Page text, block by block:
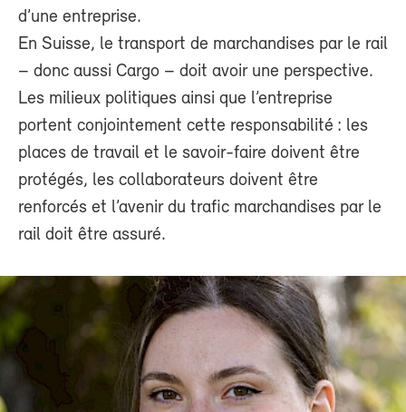
d’une entreprise.
En Suisse, le transport de marchandises par le rail
– donc aussi Cargo – doit avoir une perspective.
Les milieux politiques ainsi que l’entreprise
portent conjointement cette responsabilité : les
places de travail et le savoir-faire doivent être
protégés, les collaborateurs doivent être
renforcés et l’avenir du trafic marchandises par le
rail doit être assuré.